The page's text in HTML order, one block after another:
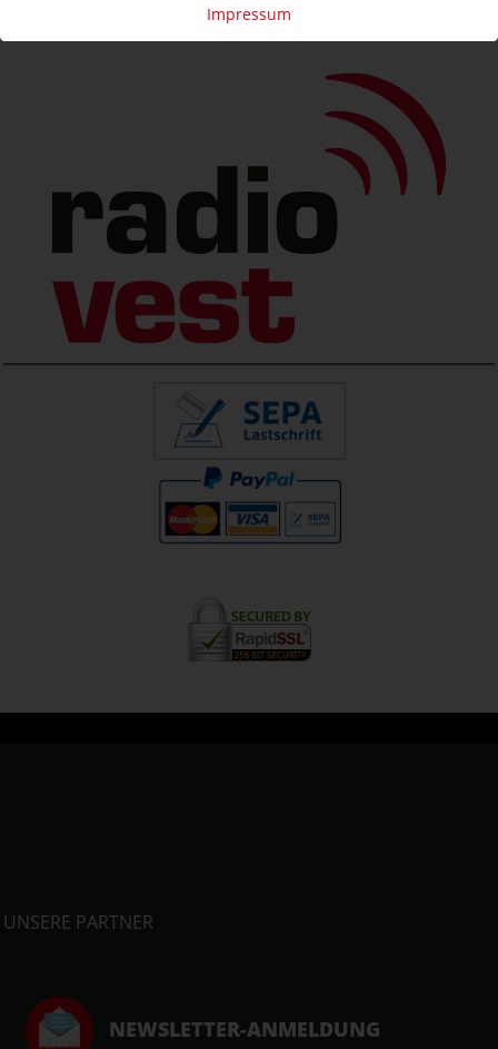
Impressum
»FAQs
UNSERE PARTNER
NEWSLETTER-ANMELDUNG